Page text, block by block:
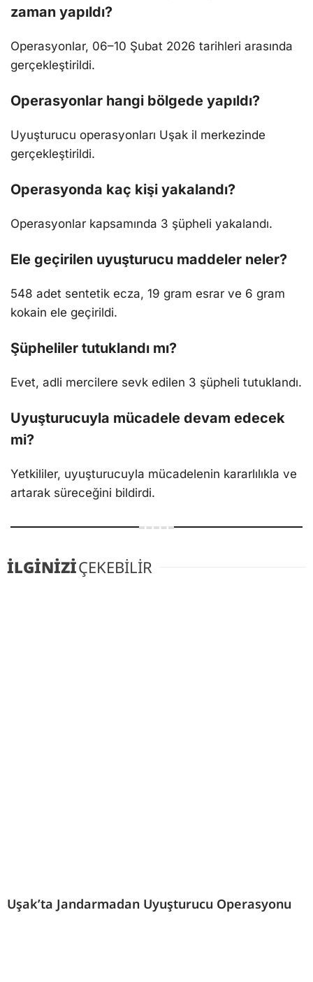
zaman yapıldı?
Operasyonlar, 06–10 Şubat 2026 tarihleri arasında
gerçekleştirildi.
Operasyonlar hangi bölgede yapıldı?
Uyuşturucu operasyonları Uşak il merkezinde
gerçekleştirildi.
Operasyonda kaç kişi yakalandı?
Operasyonlar kapsamında 3 şüpheli yakalandı.
Ele geçirilen uyuşturucu maddeler neler?
548 adet sentetik ecza, 19 gram esrar ve 6 gram
kokain ele geçirildi.
Şüpheliler tutuklandı mı?
Evet, adli mercilere sevk edilen 3 şüpheli tutuklandı.
Uyuşturucuyla mücadele devam edecek
mi?
Yetkililer, uyuşturucuyla mücadelenin kararlılıkla ve
artarak süreceğini bildirdi.
İLGİNİZİÇEKEBİLİR
Uşak’ta Jandarmadan Uyuşturucu Operasyonu